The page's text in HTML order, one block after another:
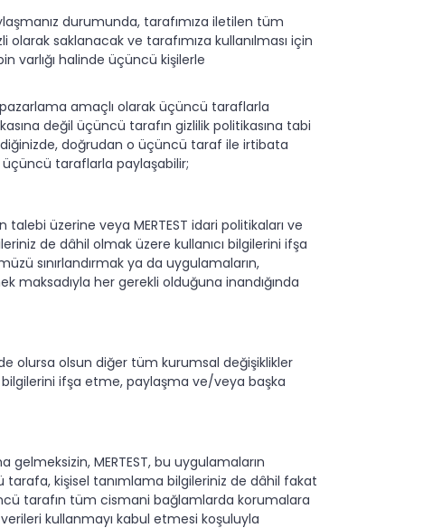
durumunda, tarafımıza iletilen tüm
olarak saklanacak ve tarafımıza kullanılması için
varlığı halinde üçüncü kişilerle
pazarlama amaçlı olarak üçüncü taraflarla
değil üçüncü tarafın gizlilik politikasına tabi
doğrudan o üçüncü taraf ile irtibata
üçüncü taraflarla paylaşabilir;
üzerine veya MERTEST idari politikaları ve
de dâhil olmak üzere kullanıcı bilgilerini ifşa
sınırlandırmak ya da uygulamaların,
maksadıyla her gerekli olduğuna inandığında
olursa olsun diğer tüm kurumsal değişiklikler
bilgilerini ifşa etme, paylaşma ve/veya başka
gelmeksizin, MERTEST, bu uygulamaların
kişisel tanımlama bilgileriniz de dâhil fakat
tarafın tüm cismani bağlamlarda korumalara
kullanmayı kabul etmesi koşuluyla